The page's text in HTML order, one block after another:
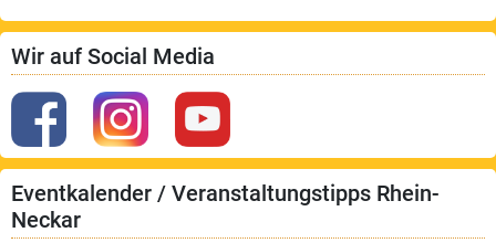
Wir auf Social Media
Eventkalender / Veranstaltungstipps Rhein-
Neckar